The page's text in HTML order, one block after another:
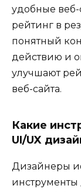
удобные
рейтинг в
понятный
действию и
улучшают
веб-сайта.
Какие
UI/UX
Дизайнеры
инструменты